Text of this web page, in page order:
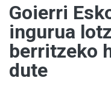
Goierri
ingurua
berritzeko
dute